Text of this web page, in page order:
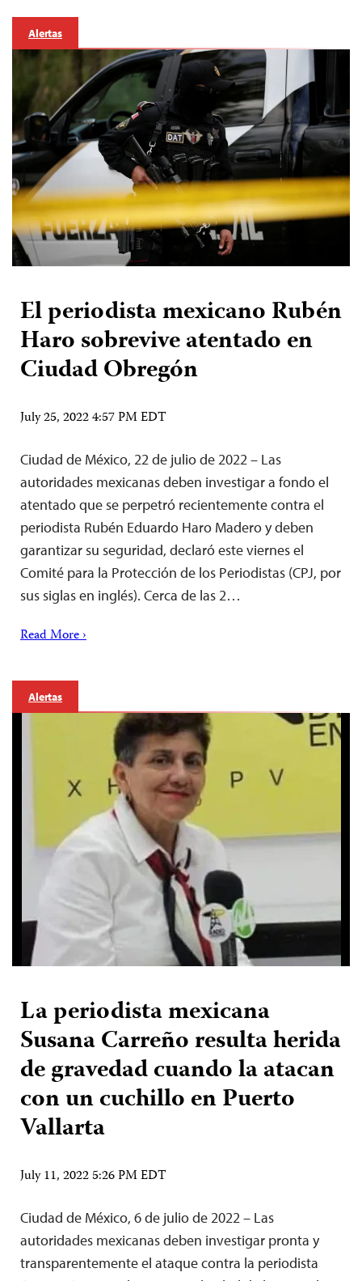
Alertas
El periodista mexicano Rubén
Haro sobrevive atentado en
Ciudad Obregón
July 25, 2022 4:57 PM EDT
Ciudad de México, 22 de julio de 2022 – Las
autoridades mexicanas deben investigar a fondo el
atentado que se perpetró recientemente contra el
periodista Rubén Eduardo Haro Madero y deben
garantizar su seguridad, declaró este viernes el
Comité para la Protección de los Periodistas (CPJ, por
sus siglas en inglés). Cerca de las 2…
Read More ›
Alertas
La periodista mexicana
Susana Carreño resulta herida
de gravedad cuando la atacan
con un cuchillo en Puerto
Vallarta
July 11, 2022 5:26 PM EDT
Ciudad de México, 6 de julio de 2022 – Las
autoridades mexicanas deben investigar pronta y
transparentemente el ataque contra la periodista